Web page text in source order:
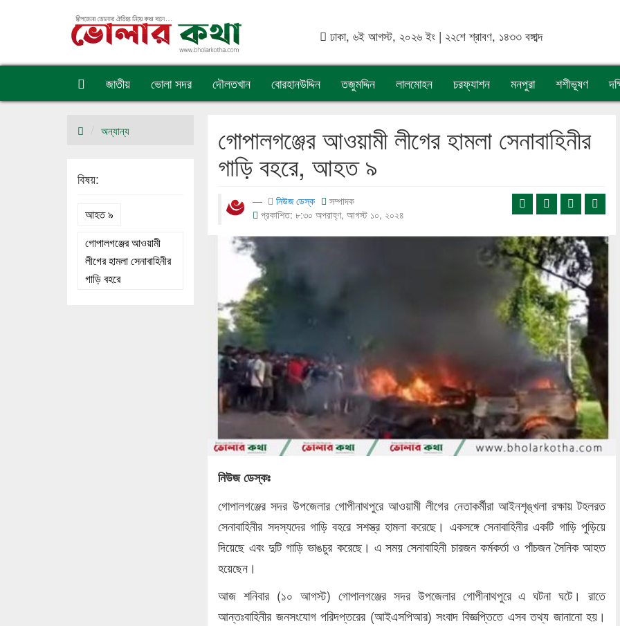
ঢাকা, ৬ই আগস্ট, ২০২৬ ইং | ২২শে শ্রাবণ, ১৪৩৩ বঙ্গাব্দ
জাতীয় ভোলা সদর দৌলতখান বোরহানউদ্দিন তজুমদ্দিন লালমোহন চরফ্যাশন মনপুরা শশীভূষণ
গোপালগঞ্জের আওয়ামী লীগের হামলা সেনাবাহিনীর
গাড়ি বহরে, আহত ৯
নিউজ ডেস্ক
সম্পাদক
প্রকাশিত: ৮:৩০ অপরাহ্ণ, আগস্ট ১০, ২০২৪
নিউজ ডেস্কঃ
গোপালগঞ্জের সদর উপজেলার গোপীনাথপুরে আওয়ামী লীগের নেতাকর্মীরা আইনশৃঙ্খলা রক্ষায় টহলরত
সেনাবাহিনীর সদস্যদের গাড়ি বহরে সশস্ত্র হামলা করেছে। একসঙ্গে সেনাবাহিনীর একটি গাড়ি পুড়িয়ে
দিয়েছে এবং দুটি গাড়ি ভাঙচুর করেছে। এ সময় সেনাবাহিনী চারজন কর্মকর্তা ও পাঁচজন সৈনিক আহত
হয়েছেন।
আজ শনিবার (১০ আগস্ট) গোপালগঞ্জের সদর উপজেলার গোপীনাথপুরে এ ঘটনা ঘটে। রাতে
আন্তঃবাহিনীর জনসংযোগ পরিদপ্তরের (আইএসপিআর) সংবাদ বিজ্ঞপ্তিতে এসব তথ্য জানানো হয়।
অন্যান্য
বিষয়:
আহত ৯
গোপালগঞ্জের আওয়ামী
লীগের হামলা সেনাবাহিনীর
গাড়ি বহরে